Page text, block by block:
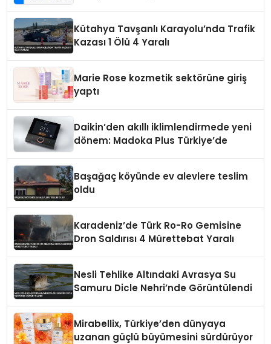
Kütahya Tavşanlı Karayolu’nda Trafik
Kazası 1 Ölü 4 Yaralı
Marie Rose kozmetik sektörüne giriş
yaptı
Daikin’den akıllı iklimlendirmede yeni
dönem: Madoka Plus Türkiye’de
Başağaç köyünde ev alevlere teslim
oldu
Karadeniz’de Türk Ro-Ro Gemisine
Dron Saldırısı 4 Mürettebat Yaralı
Nesli Tehlike Altındaki Avrasya Su
Samuru Dicle Nehri’nde Görüntülendi
Mirabellix, Türkiye’den dünyaya
uzanan güçlü büyümesini sürdürüyor